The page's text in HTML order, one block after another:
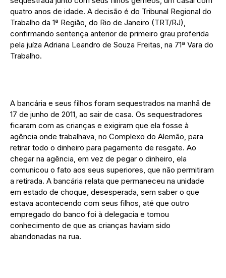
quatro anos de idade. A decisão é do Tribunal Regional do
Trabalho da 1ª Região, do Rio de Janeiro (TRT/RJ),
confirmando sentença anterior de primeiro grau proferida
pela juíza Adriana Leandro de Souza Freitas, na 71ª Vara do
Trabalho.
A bancária e seus filhos foram sequestrados na manhã de
17 de junho de 2011, ao sair de casa. Os sequestradores
ficaram com as crianças e exigiram que ela fosse à
agência onde trabalhava, no Complexo do Alemão, para
retirar todo o dinheiro para pagamento de resgate. Ao
chegar na agência, em vez de pegar o dinheiro, ela
comunicou o fato aos seus superiores, que não permitiram
a retirada. A bancária relata que permaneceu na unidade
em estado de choque, desesperada, sem saber o que
estava acontecendo com seus filhos, até que outro
empregado do banco foi à delegacia e tomou
conhecimento de que as crianças haviam sido
abandonadas na rua.